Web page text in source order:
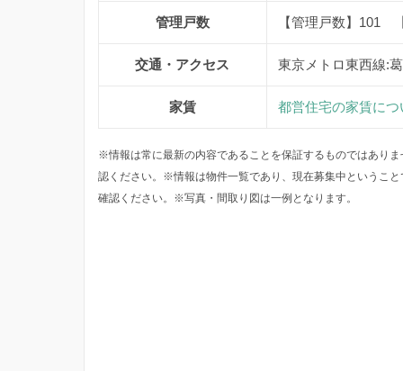
管理戸数 【管理戸数】101
交通・アクセス 東京メトロ東西線:
家賃 都営住宅の家賃につ
※情報は常に最新の内容であることを保証するものではあり
認ください。※情報は物件一覧であり、現在募集中というこ
確認ください。※写真・間取り図は一例となります。